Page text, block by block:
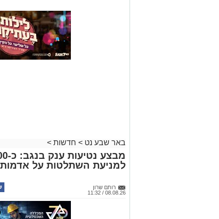
באר שבע נט > חדשות >
למניעת השתלטות על
רותם שרון
08.08.26 / 11:32